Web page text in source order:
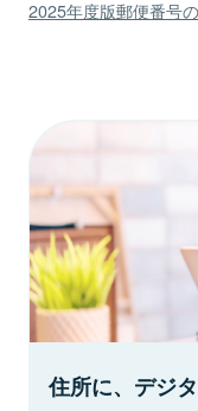
2025年度版郵便番号
住所に、デジ